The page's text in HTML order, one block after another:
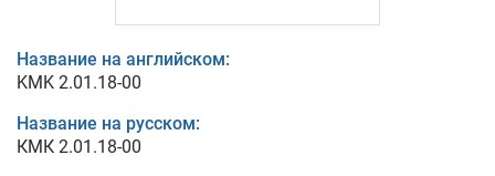
Название на английском:
KMK 2.01.18-00
Название на русском:
КМК 2.01.18-00